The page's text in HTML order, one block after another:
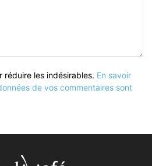
réduire les indésirables. En savoir
de vos commentaires sont